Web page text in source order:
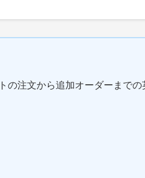
注文から追加オーダーまでの